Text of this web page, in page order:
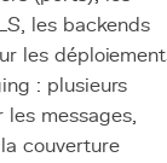
les backends
les
: plusieurs
messages,
couverture